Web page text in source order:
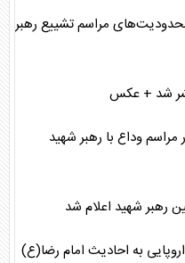
مراسم تشییع رهبر
شد + عکس
وداع با رهبر شهید
رهبر شهید اعلام شد
به احادیث امام رضا(ع)